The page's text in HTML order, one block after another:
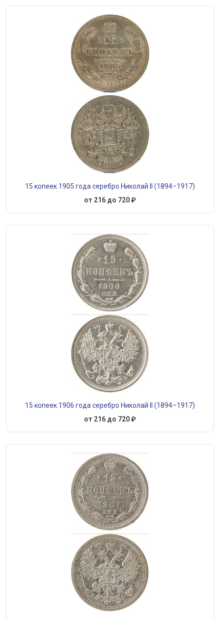
15 копеек 1905 года серебро Николай II (1894–1917)
от 216 до 720 ₽
15 копеек 1906 года серебро Николай II (1894–1917)
от 216 до 720 ₽